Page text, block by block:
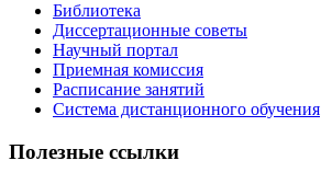
Библиотека
Диссертационные советы
Научный портал
Приемная комиссия
Расписание занятий
Система дистанционного обучения
Полезные ссылки